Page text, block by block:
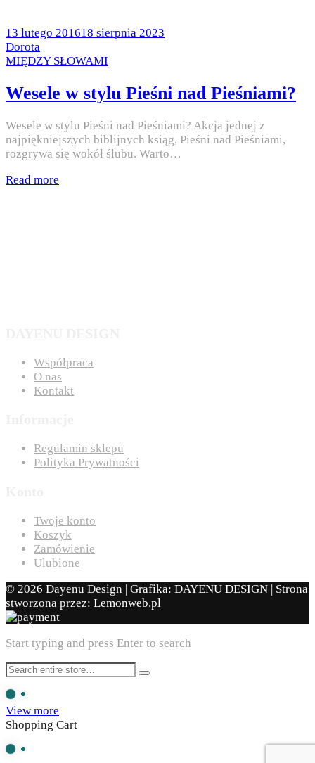
Posted
on
13 lutego 201618 sierpnia 2023
by
Dorota
Posted
MIĘDZY SŁOWAMI
Wesele w stylu Pieśni nad Pieśniami?
Wesele w stylu Pieśni nad Pieśniami? Akcja jednej z
najpiękniejszych biblijnych ksiąg, Pieśni nad Pieśniami,
rozgrywa się wokół ślubu. Warto…
Read more
Współpraca
O nas
Kontakt
Regulamin sklepu
Polityka Prywatności
Twoje konto
Koszyk
Zamówienie
Ulubione
© 2026 Dayenu Design | Grafika: DAYENU DESIGN | Strona
stworzona przez: Lemonweb.pl
Start typing and press Enter to search
View more
Shopping Cart